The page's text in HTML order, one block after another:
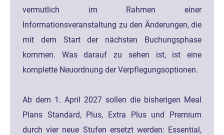
vermutlich im Rahmen einer
Informationsveranstaltung zu den Änderungen, die
mit dem Start der nächsten Buchungsphase
kommen. Was darauf zu sehen ist, ist eine
komplette Neuordnung der Verpflegungsoptionen.
Ab dem 1. April 2027 sollen die bisherigen Meal
Plans Standard, Plus, Extra Plus und Premium
durch vier neue Stufen ersetzt werden: Essential,